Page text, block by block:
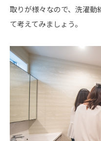
取りが様々なので、洗濯動
て考えてみましょう。